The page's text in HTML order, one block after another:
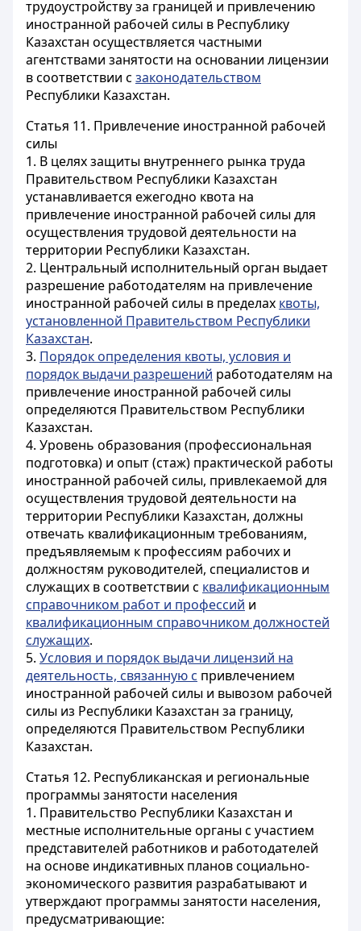
трудоустройству за границей и привлечению
иностранной рабочей силы в Республику
Казахстан осуществляется частными
агентствами занятости на основании лицензии
в соответствии с законодательством
Республики Казахстан.
Статья 11. Привлечение иностранной рабочей
силы
1. В целях защиты внутреннего рынка труда
Правительством Республики Казахстан
устанавливается ежегодно квота на
привлечение иностранной рабочей силы для
осуществления трудовой деятельности на
территории Республики Казахстан.
2. Центральный исполнительный орган выдает
разрешение работодателям на привлечение
иностранной рабочей силы в пределах квоты,
установленной Правительством Республики
Казахстан.
3. Порядок определения квоты, условия и
порядок выдачи разрешений работодателям на
привлечение иностранной рабочей силы
определяются Правительством Республики
Казахстан.
4. Уровень образования (профессиональная
подготовка) и опыт (стаж) практической работы
иностранной рабочей силы, привлекаемой для
осуществления трудовой деятельности на
территории Республики Казахстан, должны
отвечать квалификационным требованиям,
предъявляемым к профессиям рабочих и
должностям руководителей, специалистов и
служащих в соответствии с квалификационным
справочником работ и профессий и
квалификационным справочником должностей
служащих.
5. Условия и порядок выдачи лицензий на
деятельность, связанную с привлечением
иностранной рабочей силы и вывозом рабочей
силы из Республики Казахстан за границу,
определяются Правительством Республики
Казахстан.
Статья 12. Республиканская и региональные
программы занятости населения
1. Правительство Республики Казахстан и
местные исполнительные органы с участием
представителей работников и работодателей
на основе индикативных планов социально-
экономического развития разрабатывают и
утверждают программы занятости населения,
предусматривающие: